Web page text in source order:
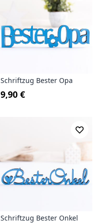
Schriftzug Bester Opa
9,90 €
Schriftzug Bester Onkel